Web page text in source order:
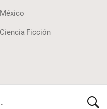
México
Ciencia Ficción